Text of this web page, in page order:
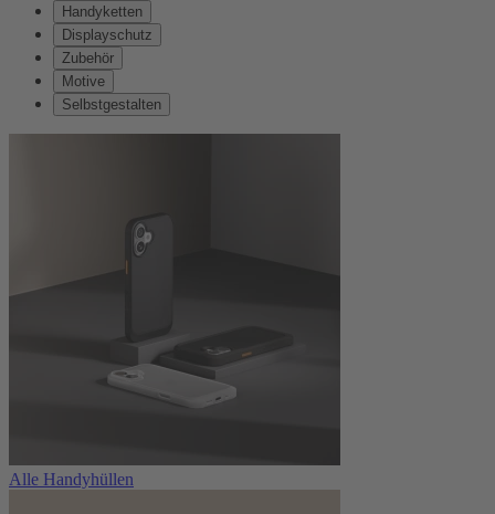
Handyketten
Displayschutz
Zubehör
Motive
Selbstgestalten
Alle Handyhüllen